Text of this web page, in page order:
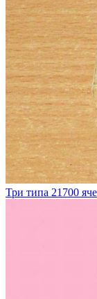
Три типа 21700